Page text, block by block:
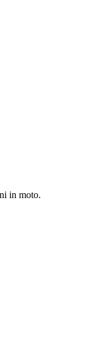
in moto.